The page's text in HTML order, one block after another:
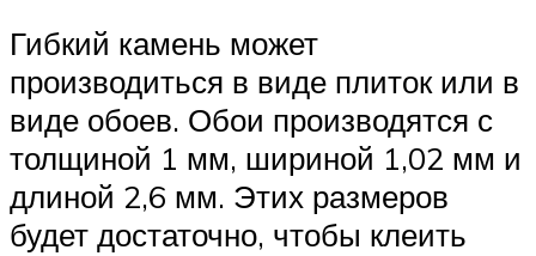
Гибкий камень может
производиться в виде плиток или в
виде обоев. Обои производятся с
толщиной 1 мм, шириной 1,02 мм и
длиной 2,6 мм. Этих размеров
будет достаточно, чтобы клеить